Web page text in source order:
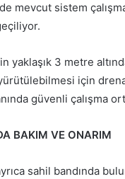
mevcut sistem
yaklaşık 3 metre
için
güvenli çalışma
BAKIM VE ONARIM
sahil bandında